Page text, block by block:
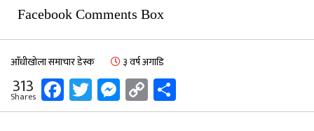
Facebook Comments Box
आँधीखोला समाचार डेस्क ३ वर्ष अगाडि
313
Shares Facebook
Twitter
Messenger
Copy
Link